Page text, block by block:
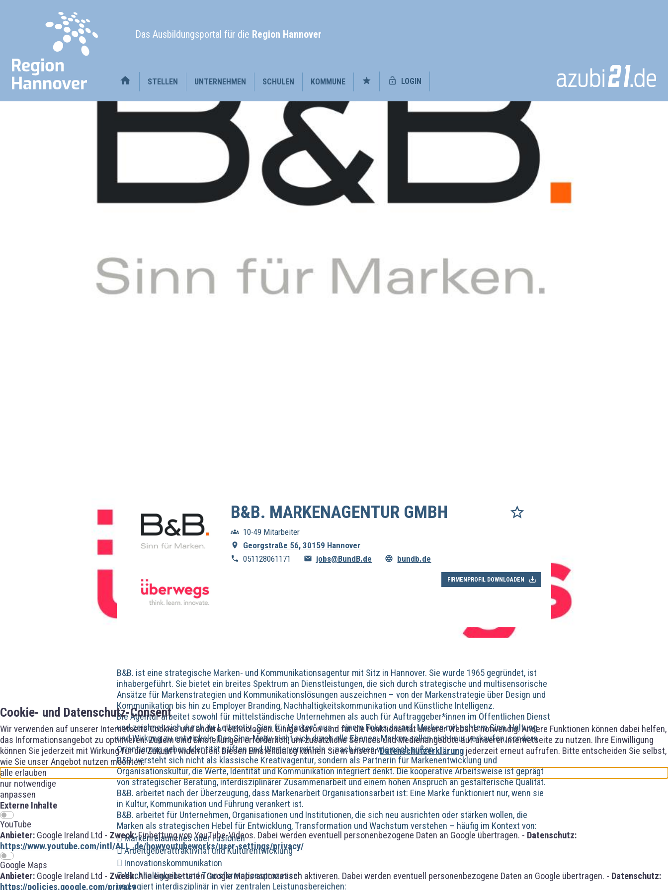
Cookie- und Datenschutz-Consent
Wir verwenden auf unserer Internetseite Cookies und andere Technologien. Einige davon sind für die Funktionalität unserer Website notwendig. Andere Funktionen können dabei helfen,
das Informationsangebot zu optimieren. Zudem sind Einstellungen erforderlich, um zusätzliche Services und Medienangebote auf unserer Internetseite zu nutzen. Ihre Einwilligung
können Sie jederzeit mit Wirkung für die Zukunft widerrufen. Diesen Einstelldialog können Sie in unsererDatenschutzerklärung jederzeit erneut aufrufen. Bitte entscheiden Sie selbst,
wie Sie unser Angebot nutzen möchten.
alle erlauben
nur notwendige
anpassen
Externe Inhalte
YouTube
Anbieter: Google Ireland Ltd - Zweck:Einbettung von YouTube-Videos. Dabei werden eventuell personenbezogene Daten an Google übertragen. - Datenschutz:
https://www.youtube.com/intl/ALL_de/howyoutubeworks/user-settings/privacy/
Google Maps
Anbieter: Google Ireland Ltd - Zweck:Alle eingebetteten Google Maps automatisch aktiveren. Dabei werden eventuell personenbezogene Daten an Google übertragen. - Datenschutz:
https://policies.google.com/privacy
Das Ausbildungsportal für die Region Hannover
STELLEN UNTERNEHMEN SCHULEN KOMMUNE LOGIN
B&B. MARKENAGENTUR GMBH
10-49 Mitarbeiter
Georgstraße 56, 30159 Hannover
051128061171
jobs@BundB.de bundb.de
FIRMENPROFIL DOWNLOADEN
B&B. ist eine strategische Marken- und Kommunikationsagentur mit Sitz in Hannover. Sie wurde 1965 gegründet, ist
inhabergeführt. Sie bietet ein breites Spektrum an Dienstleistungen, die sich durch strategische und multisensorische
Ansätze für Markenstrategien und Kommunikationslösungen auszeichnen – von der Markenstrategie über Design und
Kommunikation bis hin zu Employer Branding, Nachhaltigkeitskommunikation und Künstliche Intelligenz.
Die Agentur arbeitet sowohl für mittelständische Unternehmen als auch für Auftraggeber*innen im Öffentlichen Dienst
und zeichnet sich durch ihr Leitmotiv „Sinn für Marken“ aus – einem Fokus darauf, Marken mit echtem Sinn, Haltung
und Wirkung zu entwickeln. Das Sinn-Motiv zieht sich durch alle Ebenen: Marken sollen nicht nur verkaufen, sondern
Orientierung geben, Identität stiften und Werte vermitteln – nach innen wie nach außen.
B&B. versteht sich nicht als klassische Kreativagentur, sondern als Partnerin für Markenentwicklung und
Organisationskultur, die Werte, Identität und Kommunikation integriert denkt. Die kooperative Arbeitsweise ist geprägt
von strategischer Beratung, interdisziplinärer Zusammenarbeit und einem hohen Anspruch an gestalterische Qualität.
B&B. arbeitet nach der Überzeugung, dass Markenarbeit Organisationsarbeit ist: Eine Marke funktioniert nur, wenn sie
in Kultur, Kommunikation und Führung verankert ist.
B&B. arbeitet für Unternehmen, Organisationen und Institutionen, die sich neu ausrichten oder stärken wollen, die
Marken als strategischen Hebel für Entwicklung, Transformation und Wachstum verstehen – häufig im Kontext von:
 Markenrelaunches oder Fusionen
 Arbeitgeberattraktivität und Kulturentwicklung
 Innovationskommunikation
 Nachhaltigkeits- und Transformationsprozessen
und agiert interdisziplinär in vier zentralen Leistungsbereichen: